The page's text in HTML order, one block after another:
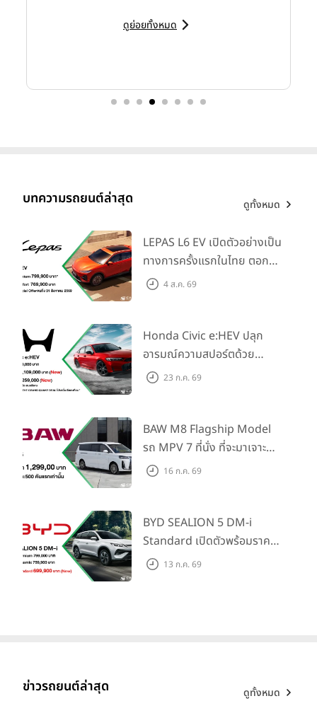
ALIVE ถ.บางนา-ตราด กม. 3
“โตโยต้า รถยนต์ในฝัน”หรือ
Contest”เป็นโครงการประกวดภาพวาดระบายสีระดับโลก จัดขึ้น
ภายใต้วัตถุประสงค์เพื่อพัฒนาความสามารถของเยาวชนไทย ให้ได้
มีโอกาสในการแสดงความคิดสร้างสรรค์ และจินตนาการ โดยใช้
ศิลปะเป็นสื่อกลาง ภายใต้หัวข้อ“รถยนต์ในฝัน”ให้เยาวชนรุ่นใหม่
เกิดความสนใจในเทคโนโลยี และนวัตกรรมยานยนต์แห่งอนาคต
และเป็นอีกหนึ่งช่องทางในการสร้างโอกาส สนับสนุนความสามารถ
ของเยาวชนไทย ให้พัฒนาก้าวไกลสู่เวทีระดับสากล
จำกัด มุ่งหวังให้เด็ก และเยาวชนไทย ได้พัฒนาความรู้ ความ
ดูย่อยทั้งหมด
บทความรถยนต์ล่าสุด ดูทั้งหมด
LEPAS L6 EV เปิดตัวอย่างเป็น
ทางการครั้งแรกในไทย ตอกย้ำ
วิสัยทัศน์ “Drive Your
4 ส.ค. 69
Honda Civic e:HEV ปลุก
อารมณ์ความสปอร์ตด้วย
Honda S+ Shift ครั้งแรกใน
Traffic Monitor เพียงจอง
ภายใน 31 ก.ค. 2569 รับบัตร
น้ำมันมูลค่า 10,000 บาท
23 ก.ค. 69
BAW M8 Flagship Model
รถ MPV 7 ที่นั่ง ที่จะมาเจาะ
ตลาดครอบครัวและองค์กรยุค
แรก)
16 ก.ค. 69
BYD SEALION 5 DM-i
Standard เปิดตัวพร้อมราคา
คาดการณ์ 699,900 บาท รุ่น
13 ก.ค. 69
ข่าวรถยนต์ล่าสุด ดูทั้งหมด